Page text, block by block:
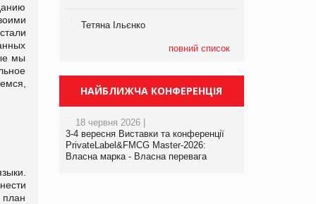
мы
Тетяна Ільєнко
повний список
НАЙБЛИЖЧА КОНФЕРЕНЦІЯ
18 червня 2026 |
3-4 вересня Виставки та конференції
PrivateLabel&FMCG Master-2026:
Власна марка - Власна перевага